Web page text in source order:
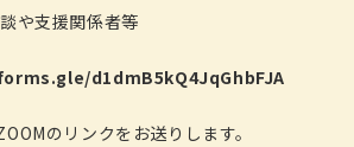
や支援関係者等
d1dmB5kQ4JqGhbFJA
のリンクをお送りします。